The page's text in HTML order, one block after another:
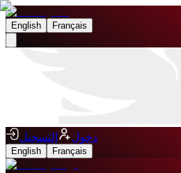
English Français
دخول التسجيل
English Français